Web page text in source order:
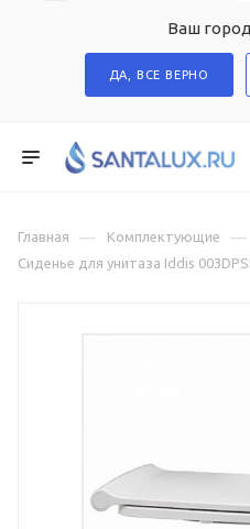
Ваш
ДА, ВСЕ ВЕРНО
Главная — Комплектующие —
Сиденье для унитаза Iddis